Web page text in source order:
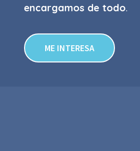
encargamos de todo.
ME INTERESA